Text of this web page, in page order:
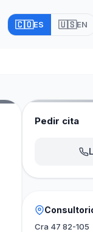
🇨🇴ES 🇺🇸EN
Pedir cita
Cra 47 82-105